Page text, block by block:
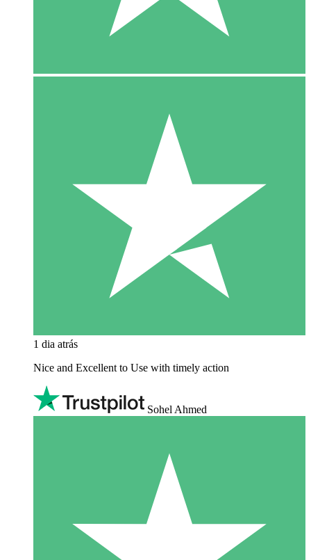
1 dia atrás
Nice and Excellent to Use with timely action
Sohel Ahmed